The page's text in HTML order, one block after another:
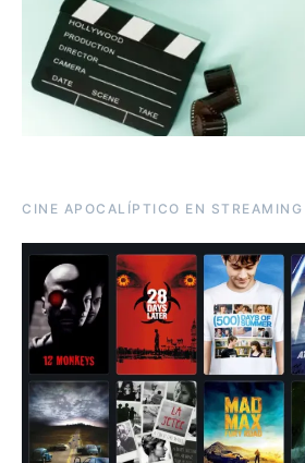
CINE APOCALÍPTICO EN STREAMING